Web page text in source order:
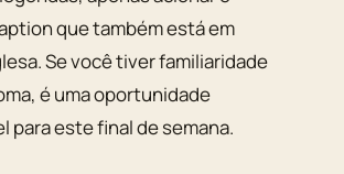
que também está em
Se você tiver familiaridade
é uma oportunidade
para este final de semana.